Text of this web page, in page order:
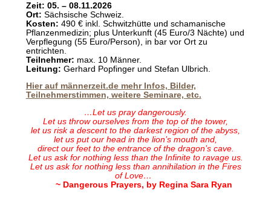
Zeit: 05. – 08.11.2026
Ort: Sächsische Schweiz.
Kosten: 490 € inkl. Schwitzhütte und schamanische
Pflanzenmedizin; plus Unterkunft (45 Euro/3 Nächte) und
Verpflegung (55 Euro/Person), in bar vor Ort zu
entrichten.
Teilnehmer: max. 10 Männer.
Leitung: Gerhard Popfinger und Stefan Ulbrich.
Hier auf männerzeit.de mehr Infos, Bilder,
Teilnehmerstimmen, weitere Seminare, etc.
…Let us pray dangerously.
Let us throw ourselves from the top of the tower,
let us risk a descent to the darkest region of the abyss,
let us put our head in the lion’s mouth and,
direct our feet to the entrance of the dragon’s cave.
Let us ask for nothing less than the Infinite to ravage us.
Let us ask for nothing less than annihilation in the Fires
of Love…
~ Dangerous Prayers, by Regina Sara Ryan